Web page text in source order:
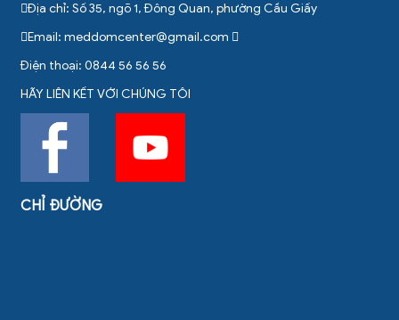
Địa chỉ: Số 35, ngõ 1, Đông Quan, phường Cầu Giấy
Email: meddomcenter@gmail.com
Điện thoại: 0844 56 56 56
HÃY LIÊN KẾT VỚI CHÚNG TÔI
CHỈ ĐƯỜNG